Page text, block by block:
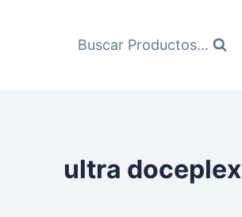
Buscar Productos...
ultra doceplex